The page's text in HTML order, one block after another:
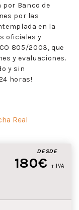
Banco de
por las
en la
oficiales y
805/2003, que
y evaluaciones.
y sin
horas!
Real
DESDE
180€ + IVA